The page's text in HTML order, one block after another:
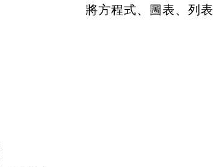
將方程式、圖表、列